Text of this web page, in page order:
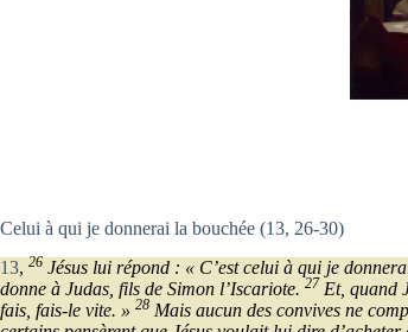
Celui à qui je donnerai la bouchée (13, 26-30)
13, 26 Jésus lui répond : « C’est celui à qui je
donne à Judas, fils de Simon l’Iscariote. 27 Et, quand
fais, fais-le vite. » 28 Mais aucun des convives ne